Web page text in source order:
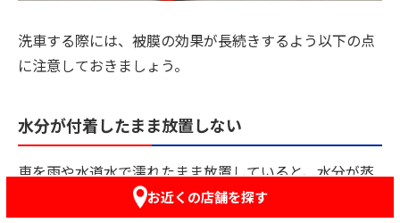
洗車する際には、被膜の効果が長続きするよう以下の点
に注意しておきましょう。
水分が付着したまま放置しない
車を雨や水道水で濡れたまま放置していると、水分が蒸
発したあとに水あかなどのシミになってしまいます。
お近くの店舗を探す